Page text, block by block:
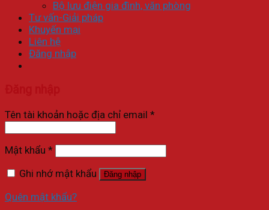
Bộ lưu điện gia đình, văn phòng
Tư vấn-Giải pháp
Khuyến mại
Liên hệ
Đăng nhập
Tên tài khoản hoặc địa chỉ email *
Mật khẩu *
Ghi nhớ mật khẩu
Đăng nhập
Quên mật khẩu?